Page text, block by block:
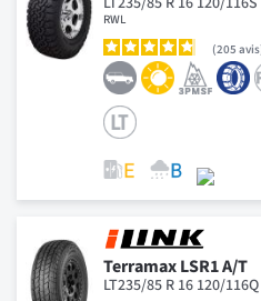
RWL
205 avis
Terramax LSR1 A/T
LT235/85 R 16 120/116Q